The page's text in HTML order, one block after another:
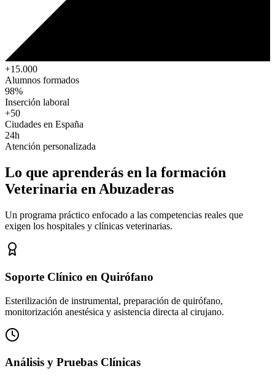
+15.000
Alumnos formados
98%
Inserción laboral
+50
Ciudades en España
24h
Atención personalizada
Lo que aprenderás en la formación
Veterinaria en Abuzaderas
Un programa práctico enfocado a las competencias reales que
exigen los hospitales y clínicas veterinarias.
Soporte Clínico en Quirófano
Esterilización de instrumental, preparación de quirófano,
monitorización anestésica y asistencia directa al cirujano.
Análisis y Pruebas Clínicas